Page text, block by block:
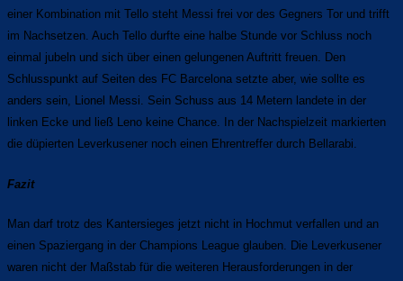
einer Kombination mit Tello steht Messi frei vor des Gegners Tor und trifft
im Nachsetzen. Auch Tello durfte eine halbe Stunde vor Schluss noch
einmal jubeln und sich über einen gelungenen Auftritt freuen. Den
Schlusspunkt auf Seiten des FC Barcelona setzte aber, wie sollte es
anders sein, Lionel Messi. Sein Schuss aus 14 Metern landete in der
linken Ecke und ließ Leno keine Chance. In der Nachspielzeit markierten
die düpierten Leverkusener noch einen Ehrentreffer durch Bellarabi.
Fazit
Man darf trotz des Kantersieges jetzt nicht in Hochmut verfallen und an
einen Spaziergang in der Champions League glauben. Die Leverkusener
waren nicht der Maßstab für die weiteren Herausforderungen in der